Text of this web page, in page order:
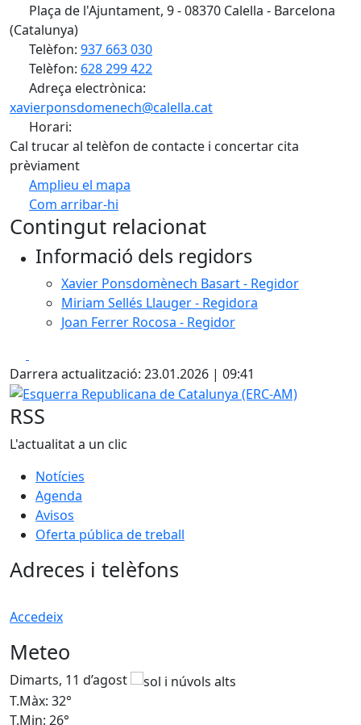
Plaça de l'Ajuntament, 9 - 08370 Calella - Barcelona
(Catalunya)
Telèfon: 937 663 030
Telèfon: 628 299 422
Adreça electrònica:
xavierponsdomenech@calella.cat
Horari:
Cal trucar al telèfon de contacte i concertar cita
prèviament
Amplieu el mapa
Com arribar-hi
+
−
Contingut relacionat
Informació dels regidors
Xavier Ponsdomènech Basart - Regidor
Miriam Sellés Llauger - Regidora
Joan Ferrer Rocosa - Regidor
Darrera actualització: 23.01.2026 | 09:41
Esquerra Republicana de Catalunya (ERC-AM)
RSS
L'actualitat a un clic
Notícies
Agenda
Avisos
Oferta pública de treball
Adreces i telèfons
Accedeix
Meteo
Dimarts, 11 d’agost
T.Màx: 32°
T.Min: 26°